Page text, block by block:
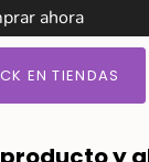
ahora
EN TIENDAS